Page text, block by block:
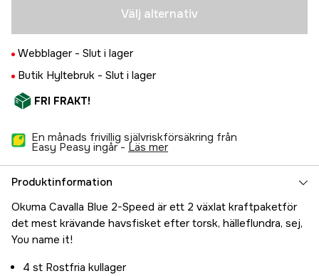
Välj alternativ
Webblager - Slut i lager
Butik Hyltebruk - Slut i lager
FRI FRAKT!
En månads frivillig självriskförsäkring från
Easy Peasy ingår - läs mer
Produktinformation
Okuma Cavalla Blue 2-Speed är ett 2 växlat kraftpaketför
det mest krävande havsfisket efter torsk, hälleflundra, sej,
You name it!
4 st Rostfria kullager